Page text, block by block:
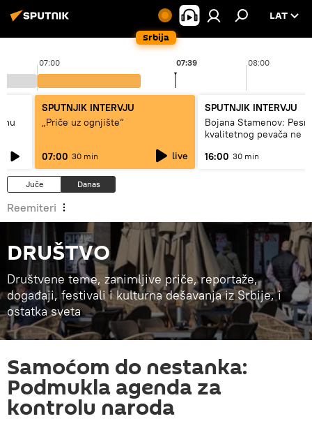
Srbija
LAT
07:00 08:00
07:39
SPUTNJIK INTERVJU
„Priče uz ognjište“
07:00 30 min live
SPUTNJIK INTERVJU
Bojana Stamenov:
kvalitetnog pevača ne
16:00 30 min
Juče Danas
Reemiteri
DRUŠTVO
Društvene teme, zanimljive priče, reportaže,
događaji, festivali i kulturna dešavanja iz Srbije, i
ostatka sveta
Samoćom do nestanka:
Podmukla agenda za
kontrolu naroda